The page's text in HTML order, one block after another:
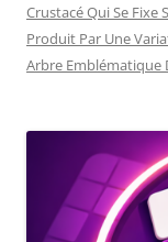
Crustacé Qui Se Fixe
Produit Par Une
Arbre Emblématique